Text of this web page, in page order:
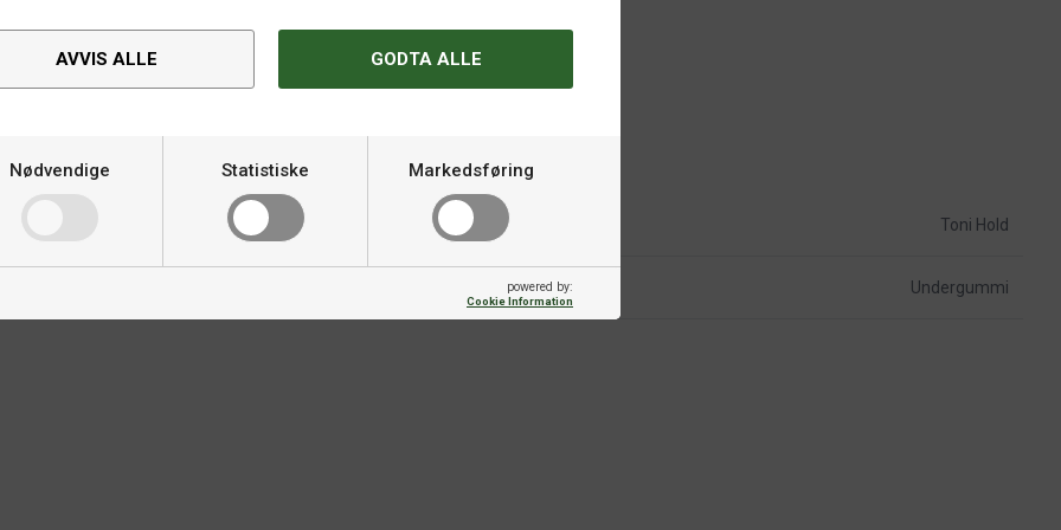
AVVIS ALLE GODTA ALLE
Nødvendige Statistiske Markedsføring
powered by:
Cookie Information
Spesifikasjoner
Varemerke Toni Hold
Undergummi